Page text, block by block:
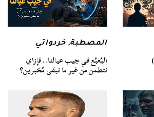
المصطبة,خردواتي
البُعبُع في جيب عيالنا.. فإزاي
نتطمن من غير ما نبقى مُخبرين؟